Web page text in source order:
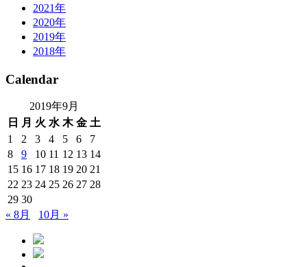
2021年
2020年
2019年
2018年
Calendar
2019年9月
日 月 火 水 木 金 土
1
2 3 4 5 6
7
8
9 10 11 12 13 14
15 16 17 18 19 20 21
22 23 24 25 26 27 28
29 30
« 8月
10月 »